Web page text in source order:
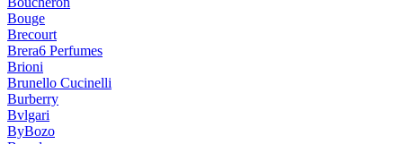
Bouge
Brecourt
Brera6 Perfumes
Brioni
Brunello Cucinelli
Burberry
Bvlgari
ByBozo